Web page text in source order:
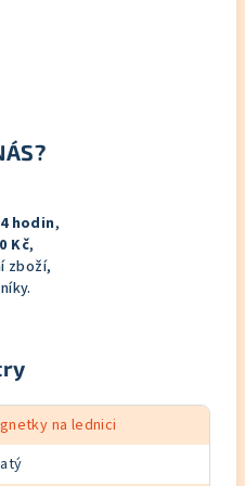
hodin,
Kč,
zboží,
na lednici